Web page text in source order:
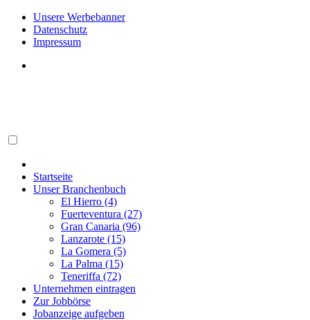
Unsere Werbebanner
Datenschutz
Impressum
Startseite
Unser Branchenbuch
El Hierro (4)
Fuerteventura (27)
Gran Canaria (96)
Lanzarote (15)
La Gomera (5)
La Palma (15)
Teneriffa (72)
Unternehmen eintragen
Zur Jobbörse
Jobanzeige aufgeben